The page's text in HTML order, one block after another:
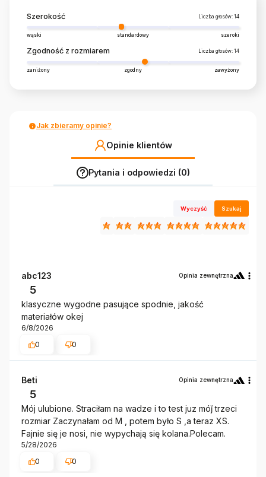
Szerokość Liczba głosów: 14
wąski standardowy szeroki
Zgodność z rozmiarem Liczba głosów: 14
zaniżony zgodny zawyżony
Jak zbieramy opinie?
Opinie klientów
Pytania i odpowiedzi (0)
Wyczyść Szukaj
abc123 Opinia zewnętrzna
5
klasyczne wygodne pasujące spodnie, jakość
materiałów okej
6/8/2026
0
0
Beti Opinia zewnętrzna
5
Mój ulubione. Straciłam na wadze i to test juz móǰ trzeci
rozmiar Zaczynałam od M , potem było S ,a teraz XS.
Fajnie się je nosi, nie wypychają się kolana.Polecam.
5/28/2026
0
0